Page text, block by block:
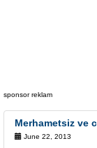
sponsor reklam
Merhametsiz ve
June 22, 2013